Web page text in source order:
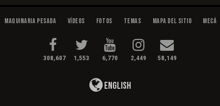
Maquinaria Pesada Vídeos Fotos Temas Mapa del Sitio
308,607 1,553 6,770 2,449 58,149
English